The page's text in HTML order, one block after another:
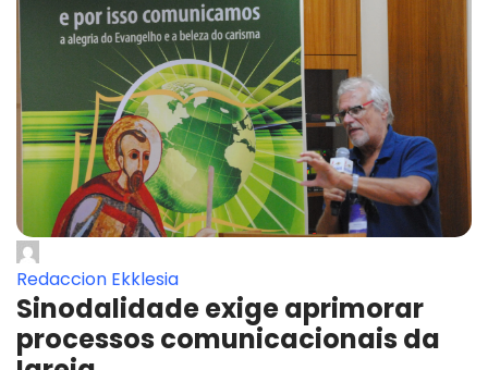
Redaccion Ekklesia
Sinodalidade exige aprimorar
processos comunicacionais da